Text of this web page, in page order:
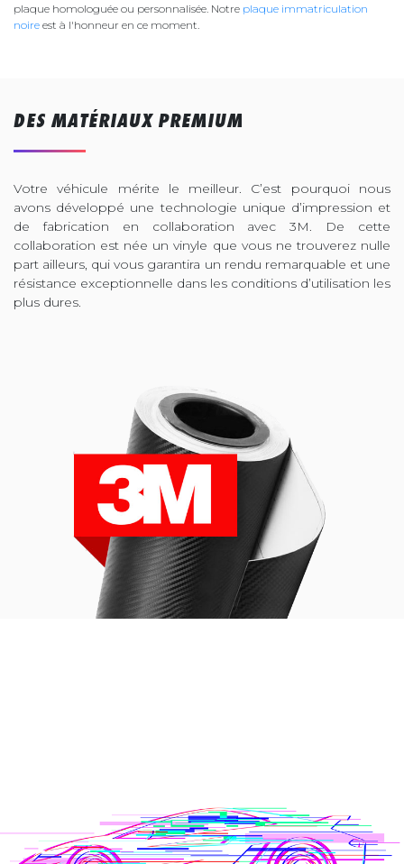
plaque homologuée ou personnalisée. Notre plaque immatriculation
noire est à l'honneur en ce moment.
DES MATÉRIAUX PREMIUM
Votre véhicule mérite le meilleur. C’est pourquoi nous
avons développé une technologie unique d’impression et
de fabrication en collaboration avec 3M. De cette
collaboration est née un vinyle que vous ne trouverez nulle
part ailleurs, qui vous garantira un rendu remarquable et une
résistance exceptionnelle dans les conditions d’utilisation les
plus dures.